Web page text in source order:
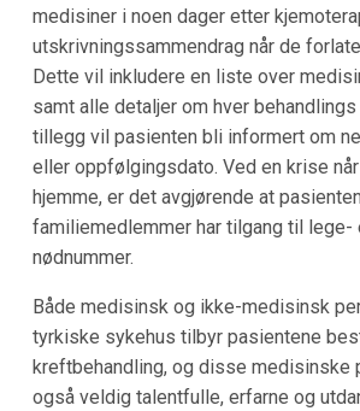
medisiner i noen dager etter
utskrivningssammendrag når de
Dette vil inkludere en liste over
samt alle detaljer om hver behandlings
tillegg vil pasienten bli informert om
eller oppfølgingsdato. Ved en krise
hjemme, er det avgjørende at
familiemedlemmer har tilgang til
nødnummer.
Både medisinsk og ikke-medisinsk
tyrkiske sykehus tilbyr pasientene
kreftbehandling, og disse medisinske
også veldig talentfulle, erfarne og